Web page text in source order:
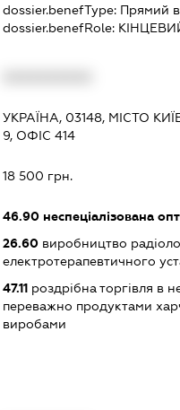
dossier.benefType: Прямий
dossier.benefRole:
УКРАЇНА, 03148, МІСТО
9, ОФІС 414
18 500 грн.
46.90неспеціалізована
26.60виробництво
електротерапевтичного
47.11роздрібна торгівля в
переважно продуктами
виробами